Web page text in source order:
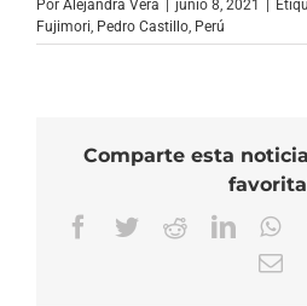
Por Alejandra Vera junio 8, 2021
Fujimori, Pedro Castillo, Perú
Comparte esta
Facebook
TwitterReddit